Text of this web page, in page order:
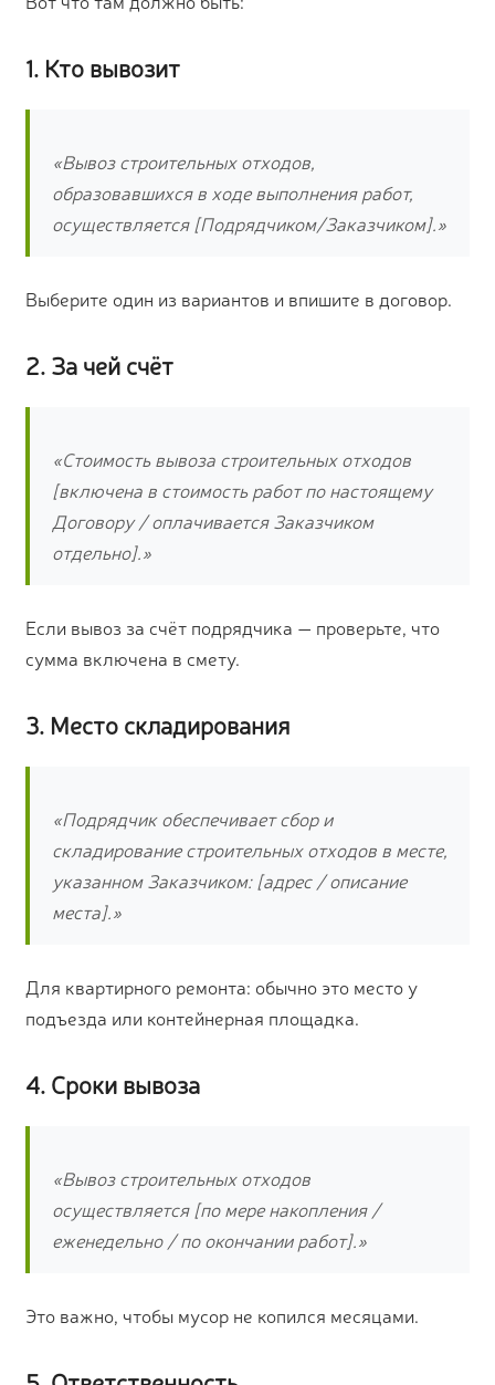
1. Кто вывозит
«Вывоз строительных отходов,
образовавшихся в ходе выполнения работ,
осуществляется [Подрядчиком/Заказчиком].»
Выберите один из вариантов и впишите в договор.
2. За чей счёт
«Стоимость вывоза строительных отходов
[включена в стоимость работ по настоящему
Договору / оплачивается Заказчиком
отдельно].»
Если вывоз за счёт подрядчика — проверьте, что
сумма включена в смету.
3. Место складирования
«Подрядчик обеспечивает сбор и
складирование строительных отходов в месте,
указанном Заказчиком: [адрес / описание
места].»
Для квартирного ремонта: обычно это место у
подъезда или контейнерная площадка.
4. Сроки вывоза
«Вывоз строительных отходов
осуществляется [по мере накопления /
еженедельно / по окончании работ].»
Это важно, чтобы мусор не копился месяцами.